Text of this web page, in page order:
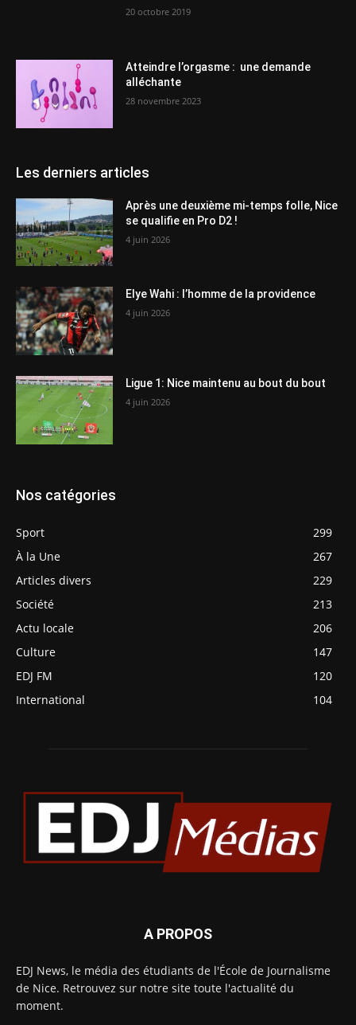
20 octobre 2019
Atteindre l’orgasme : une demande
alléchante
28 novembre 2023
Les derniers articles
Après une deuxième mi-temps folle, Nice
se qualifie en Pro D2 !
4 juin 2026
Elye Wahi : l’homme de la providence
4 juin 2026
Ligue 1: Nice maintenu au bout du bout
4 juin 2026
Nos catégories
Sport
299
À la Une
267
Articles divers
229
Société
213
Actu locale
206
Culture
147
EDJ FM
120
International
104
A PROPOS
EDJ News, le média des étudiants de l'École de Journalisme
de Nice. Retrouvez sur notre site toute l'actualité du
moment.